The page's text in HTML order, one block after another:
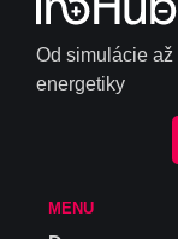
Od simulácie
energetiky
MENU